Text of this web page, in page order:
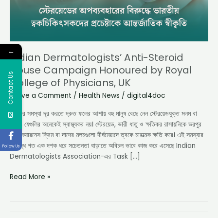
Indian Dermatologists’ Anti-Steroid
Abuse Campaign Honoured by Royal
College of Physicians, UK
Leave a Comment / Health News / digital4doc
ত্বকের সমস্যা দূর করতে দ্রুত ফলের আশায় বহু মানুষ বেছে নেন স্টেরয়েডযুক্ত মলম বা
ক্রিম, যেগুলির অনেকেই স্বাস্থ্যকর নয়। স্টেরয়েড, ভারী ধাতু ও ক্ষতিকর রাসায়নিকে ভরপুর
এই ফেয়ারনেস ক্রিম বা দাদের মলমগুলো দীর্ঘমেয়াদে ত্বকে মারাত্মক ক্ষতি করে। এই সমস্যার
বিরুদ্ধে গত এক দশক ধরে সচেতনতা বাড়াতে অবিচল ভাবে কাজ করে এসেছে Indian
Dermatologists Association-এর Task […]
College
Physicians,
UK
Read More »
←
Contact Us
Follow Us